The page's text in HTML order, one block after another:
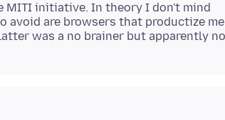
MITI initiative. In theory I don't mind
avoid are browsers that productize me